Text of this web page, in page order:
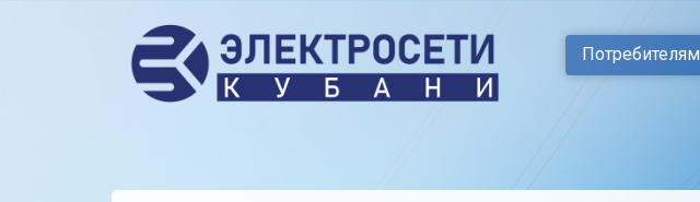
Потребителям